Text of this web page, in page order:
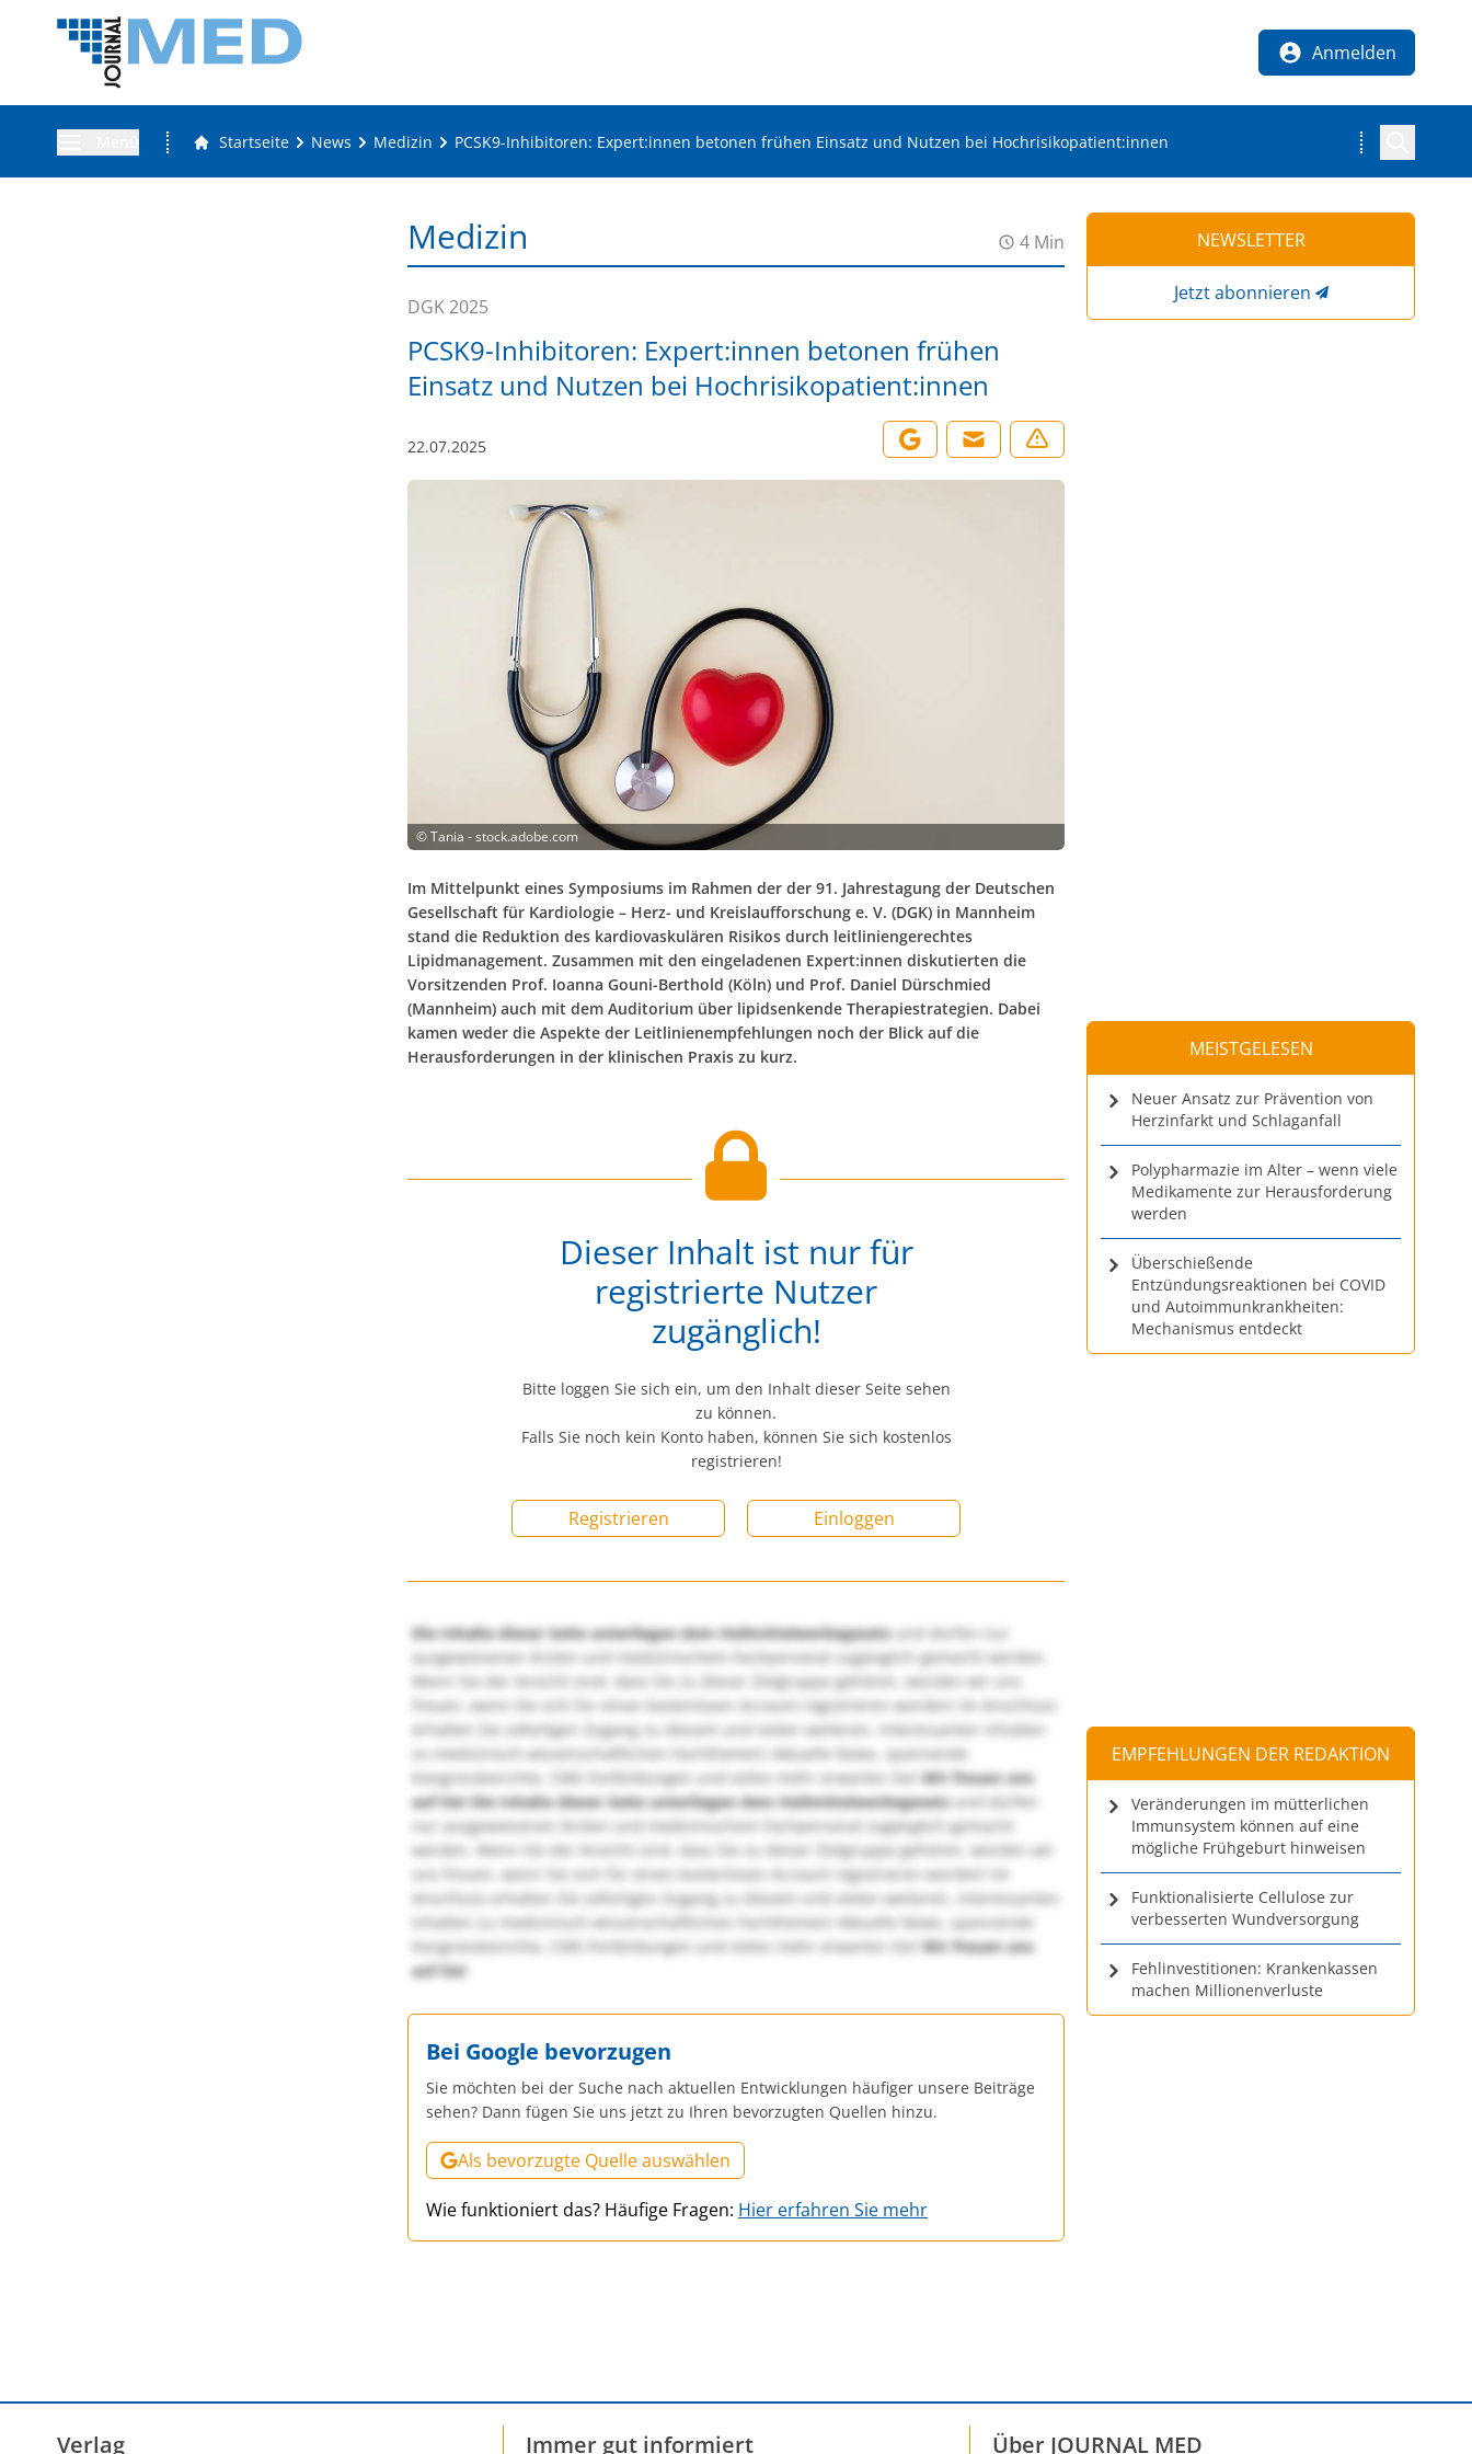
Anmelden
Startseite News Medizin PCSK9-Inhibitoren: Expert:innen betonen frühen Einsatz und Nutzen bei Hochrisikopatient:innen
Medizin 4 Min
DGK 2025
PCSK9-Inhibitoren: Expert:innen betonen frühen
Einsatz und Nutzen bei Hochrisikopatient:innen
22.07.2025
©Tania - stock.adobe.com
Im Mittelpunkt eines Symposiums im Rahmen der der 91. Jahrestagung der Deutschen
Gesellschaft für Kardiologie – Herz- und Kreislaufforschung e. V. (DGK) in Mannheim
stand die Reduktion des kardiovaskulären Risikos durch leitliniengerechtes
Lipidmanagement. Zusammen mit den eingeladenen Expert:innen diskutierten die
Vorsitzenden Prof. Ioanna Gouni-Berthold (Köln) und Prof. Daniel Dürschmied
(Mannheim) auch mit dem Auditorium über lipidsenkende Therapiestrategien. Dabei
kamen weder die Aspekte der Leitlinienempfehlungen noch der Blick auf die
Herausforderungen in der klinischen Praxis zu kurz.
Dieser Inhalt ist nur für
registrierte Nutzer
zugänglich!
Bitte loggen Sie sich ein, um den Inhalt dieser Seite sehen
zu können.
Falls Sie noch kein Konto haben, können Sie sich kostenlos
registrieren!
Registrieren Einloggen
Die Inhalte dieser Seite unterliegen dem Heilmittelwerbegesetzund dürfen nur
ausgewiesenen Ärzten und medizinischem Fachpersonal zugänglich gemacht werden.
Wenn Sie der Ansicht sind, dass Sie zu dieser Zielgruppe gehören, würden wir uns
freuen, wenn Sie sich für einen kostenlosen Account registrieren würden! Im Anschluss
erhalten Sie sofortigen Zugang zu diesem und vielen weiteren, interessanten Inhalten
zu medizinisch-wissenschaftlichen Fachthemen! Aktuelle News, spannende
Kongressberichte, CME-Fortbildungen und vieles mehr erwarten Sie!Wir freuen uns
auf Sie! Die Inhalte dieser Seite unterliegen dem Heilmittelwerbegesetzund dürfen
nur ausgewiesenen Ärzten und medizinischem Fachpersonal zugänglich gemacht
werden. Wenn Sie der Ansicht sind, dass Sie zu dieser Zielgruppe gehören, würden wir
uns freuen, wenn Sie sich für einen kostenlosen Account registrieren würden! Im
Anschluss erhalten Sie sofortigen Zugang zu diesem und vielen weiteren, interessanten
Inhalten zu medizinisch-wissenschaftlichen Fachthemen! Aktuelle News, spannende
Kongressberichte, CME-Fortbildungen und vieles mehr erwarten Sie! Wir freuen uns
auf Sie!
Bei Google bevorzugen
Sie möchten bei der Suche nach aktuellen Entwicklungen häufiger unsere Beiträge
sehen? Dann fügen Sie uns jetzt zu Ihren bevorzugten Quellen hinzu.
Als bevorzugte Quelle auswählen
Wie funktioniert das? Häufige Fragen: Hier erfahren Sie mehr
NEWSLETTER
Jetzt abonnieren
MEISTGELESEN
Neuer Ansatz zur Prävention von
Herzinfarkt und Schlaganfall
Polypharmazie im Alter – wenn viele
Medikamente zur Herausforderung
werden
Überschießende
Entzündungsreaktionen bei COVID
und Autoimmunkrankheiten:
Mechanismus entdeckt
EMPFEHLUNGEN DER REDAKTION
Veränderungen im mütterlichen
Immunsystem können auf eine
mögliche Frühgeburt hinweisen
Funktionalisierte Cellulose zur
verbesserten Wundversorgung
Fehlinvestitionen: Krankenkassen
machen Millionenverluste
Verlag Immer gut informiert Über JOURNAL MED